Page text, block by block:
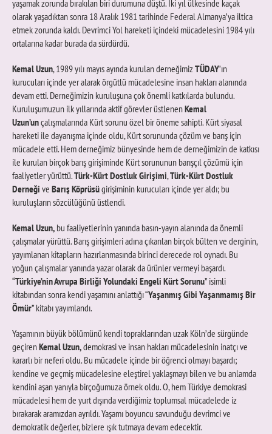
yaşamak zorunda bırakılan biri durumuna düştü. İki yıl ülkesinde kaçak
olarak yaşadıktan sonra 18 Aralık 1981 tarihinde Federal Almanya’ya iltica
etmek zorunda kaldı. Devrimci Yol hareketi içindeki mücadelesini 1984 yılı
ortalarına kadar burada da sürdürdü.
Kemal Uzun, 1989 yılı mayıs ayında kurulan derneğimizTÜDAY’ın
kurucuları içinde yer alarak örgütlü mücadelesine insan hakları alanında
devam etti. Derneğimizin kuruluşuna çok önemli katkılarda bulundu.
Kuruluşumuzun ilk yıllarında aktif görevler üstlenenKemal
Uzun’unçalışmalarında Kürt sorunu özel bir öneme sahipti. Kürt siyasal
hareketi ile dayanışma içinde oldu, Kürt sorununda çözüm ve barış için
mücadele etti. Hem derneğimiz bünyesinde hem de derneğimizin de katkısı
ile kurulan birçok barış girişiminde Kürt sorununun barışçıl çözümü için
faaliyetler yürüttü.Türk-Kürt Dostluk Girişimi,Türk-Kürt Dostluk
Derneği ve Barış Köprüsügirişiminin kurucuları içinde yer aldı; bu
kuruluşların sözcülüğünü üstlendi.
Kemal Uzun, bu faaliyetlerinin yanında basın-yayın alanında da önemli
çalışmalar yürüttü. Barış girişimleri adına çıkarılan birçok bülten ve derginin,
yayımlanan kitapların hazırlanmasında birinci derecede rol oynadı. Bu
yoğun çalışmalar yanında yazar olarak da ürünler vermeyi başardı.
“Türkiye’nin Avrupa Birliği Yolundaki Engeli Kürt Sorunu” isimli
kitabından sonra kendi yaşamını anlattığı “Yaşanmış Gibi Yaşanmamış Bir
Ömür” kitabı yayımlandı.
Yaşamının büyük bölümünü kendi topraklarından uzak Köln’de sürgünde
geçirenKemal Uzun,demokrasi ve insan hakları mücadelesinin inatçı ve
kararlı bir neferi oldu. Bu mücadele içinde bir öğrenci olmayı başardı;
kendine ve geçmiş mücadelesine eleştirel yaklaşmayı bilen ve bu anlamda
kendini aşan yanıyla birçoğumuza örnek oldu. O, hem Türkiye demokrasi
mücadelesi hem de yurt dışında verdiğimiz toplumsal mücadelede iz
bırakarak aramızdan ayrıldı. Yaşamı boyuncu savunduğu devrimci ve
demokratik değerler, bizlere ışık tutmaya devam edecektir.